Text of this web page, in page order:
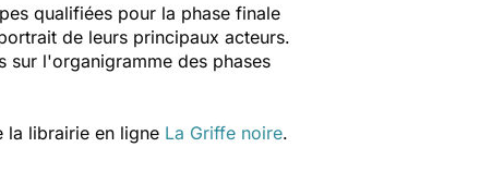
qualifiées pour la phase finale
de leurs principaux acteurs.
sur l'organigramme des phases
la librairie en ligne La Griffe noire.